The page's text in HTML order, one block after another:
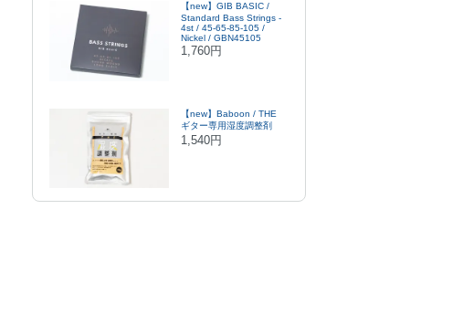
【new】GIB BASIC /
Standard Bass Strings -
4st / 45-65-85-105 /
Nickel / GBN45105
1,760円
【new】Baboon / THE
ギター専用湿度調整剤
1,540円